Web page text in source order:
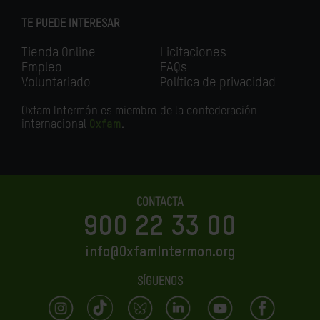
TE PUEDE INTERESAR
Tienda Online
Empleo
Voluntariado
Licitaciones
FAQs
Política de privacidad
Oxfam Intermón es miembro de la confederación
internacional Oxfam.
CONTACTA
900 22 33 00
info@OxfamIntermon.org
SÍGUENOS